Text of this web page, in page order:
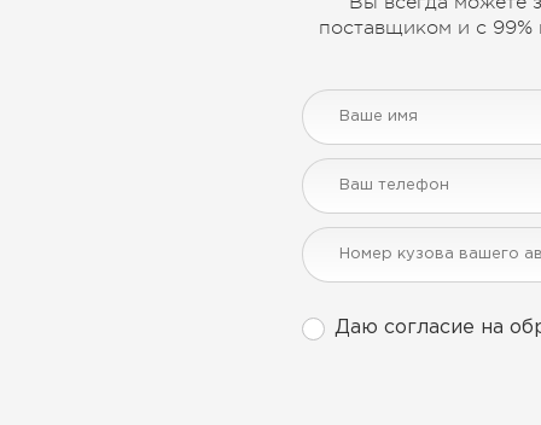
поставщиком и с 99%
Даю согласие на